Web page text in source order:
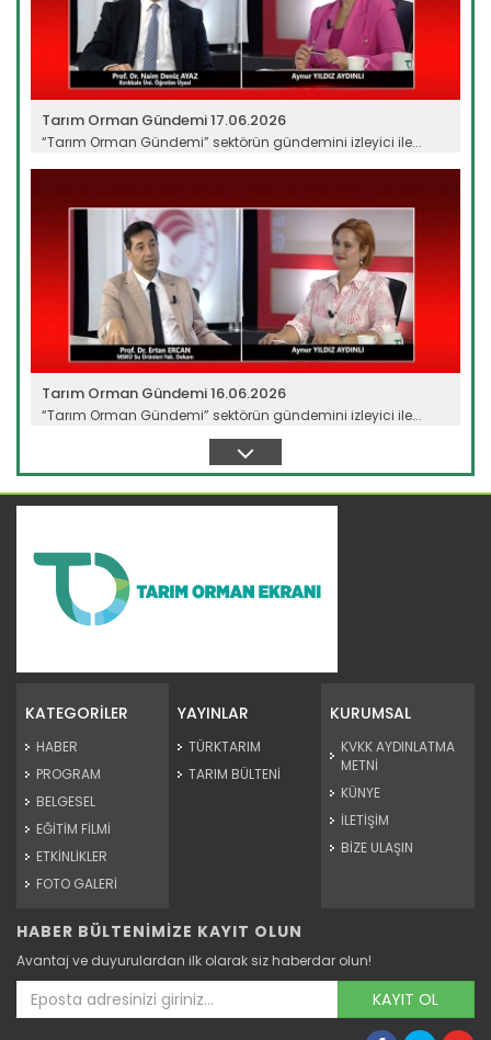
Tarım Orman Gündemi 17.06.2026
“Tarım Orman Gündemi” sektörün gündemini izleyici ile...
Devamını Oku ->
Tarım Orman Gündemi 16.06.2026
“Tarım Orman Gündemi” sektörün gündemini izleyici ile...
Devamını Oku ->
Tarım Orman Gündemi 12.06.2026
“Tarım Orman Gündemi” sektörün gündemini izleyici ile...
Devamını Oku ->
KATEGORİLER
HABER
PROGRAM
BELGESEL
EĞİTİM FİLMİ
ETKİNLİKLER
FOTO GALERİ
YAYINLAR
TÜRKTARIM
TARIM BÜLTENİ
KURUMSAL
KVKK AYDINLATMA
METNİ
KÜNYE
İLETİŞİM
BİZE ULAŞIN
HABER BÜLTENİMİZE KAYIT OLUN
Avantaj ve duyurulardan ilk olarak siz haberdar olun!
KAYIT OL